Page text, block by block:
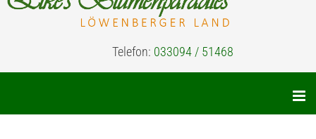
Telefon: 033094 / 51468